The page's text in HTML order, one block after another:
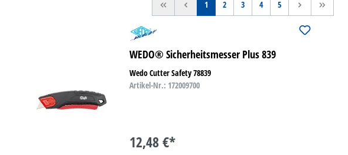
<< < 1 2 3 4 5 > >>
WEDO® Sicherheitsmesser Plus 839
Wedo Cutter Safety 78839
Artikel-Nr.: 172009700
12,48 €*